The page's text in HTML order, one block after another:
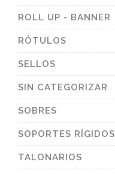
ROLL UP - BANNER
RÓTULOS
SELLOS
SIN CATEGORIZAR
SOBRES
SOPORTES RÍGIDOS
TALONARIOS